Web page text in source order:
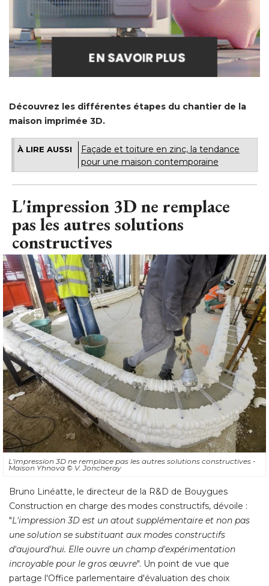
Découvrez les différentes étapes du chantier de la
maison imprimée 3D.
À LIRE AUSSI
Façade et toiture en zinc, la tendance
pour une maison contemporaine
L'impression 3D ne remplace
pas les autres solutions
constructives
L'impression 3D ne remplace pas les autres solutions constructives -
Maison Yhnova © V. Joncheray
Bruno Linéatte, le directeur de la R&D de Bouygues
Construction en charge des modes constructifs, dévoile :
"L'impression 3D est un atout supplémentaire et non pas
une solution se substituant aux modes constructifs
d'aujourd'hui. Elle ouvre un champ d'expérimentation
incroyable pour le gros œuvre". Un point de vue que
partage l'Office parlementaire d'évaluation des choix